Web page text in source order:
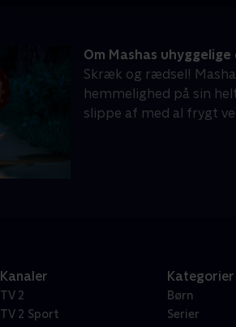
Om Mashas
Skræk og rædsel!
hemmelighed på sin
slippe af med al frygt
Kanaler
TV 2
TV 2 Sport
Kategorier
Børn
Serier